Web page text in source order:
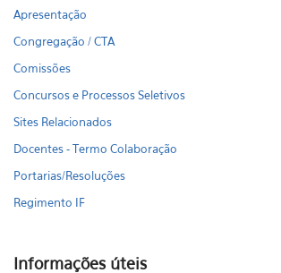
Apresentação
Congregação / CTA
Comissões
Concursos e Processos Seletivos
Sites Relacionados
Docentes - Termo Colaboração
Portarias/Resoluções
Regimento IF
Informações úteis